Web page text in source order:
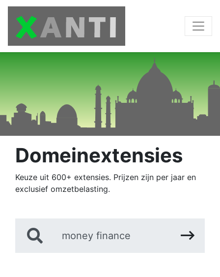
Domeinextensies
Keuze uit 600+ extensies. Prijzen zijn per jaar en
exclusief omzetbelasting.